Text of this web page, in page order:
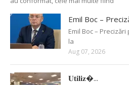
Emil Boc –
Emil Boc –
la
Aug 07, 2026
𝐔𝐭𝐢𝐥𝐢𝐳�...